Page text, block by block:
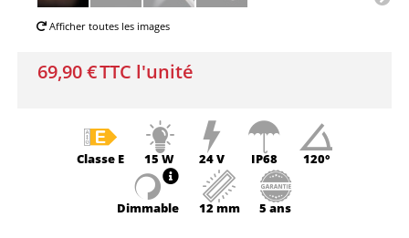
Afficher toutes les images
69,90 €TTC l'unité
Classe E 15 W 24 V IP68 120°
Dimmable 12 mm 5 ans